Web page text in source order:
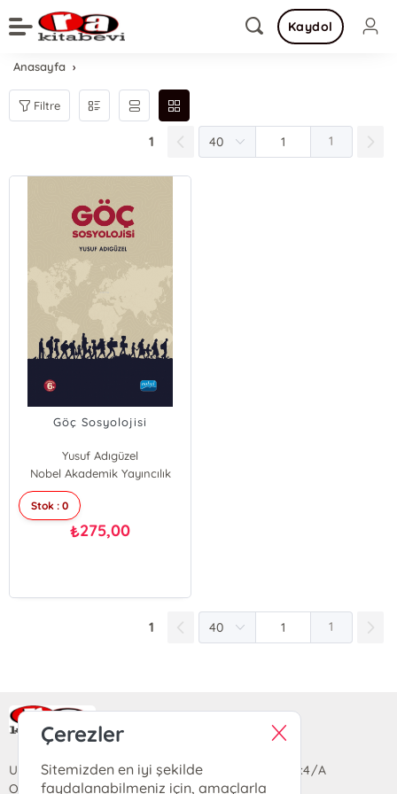
Kaydol
Anasayfa
Filtre
1 1
Göç Sosyolojisi
Yusuf Adıgüzel
Nobel Akademik Yayıncılık
Stok : 0
₺275,00
1 1
Ra Yayın Kitabevi
Uzun Sokak Saray Çarşısı Lara Sineması Girişi No:4/A
Ortahisar/TRABZON
Çerezler
Sitemizden en iyi şekilde
faydalanabilmeniz için, amaçlarla